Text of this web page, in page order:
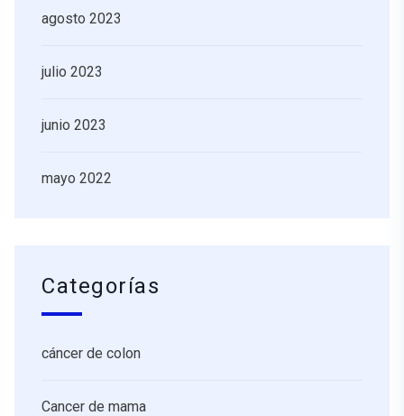
agosto 2023
julio 2023
junio 2023
mayo 2022
Categorías
cáncer de colon
Cancer de mama